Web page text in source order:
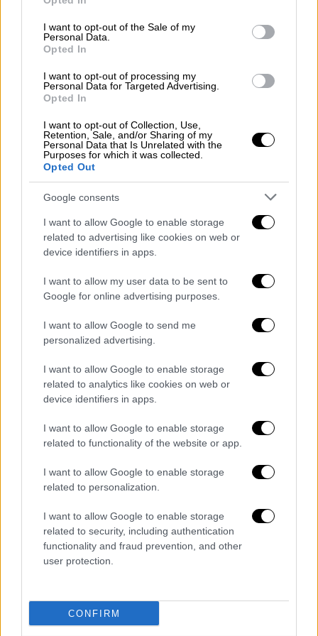
use your data for below specified purposes in below Google
consent section.
I want to opt-out of the Sale of my
Personal Data.
Opted In
I want to opt-out of processing my
Personal Data for Targeted Advertising.
Opted In
I want to opt-out of Collection, Use,
Retention, Sale, and/or Sharing of my
Personal Data that Is Unrelated with the
Purposes for which it was collected.
Opted Out
Google consents
I want to allow Google to enable storage
related to advertising like cookies on web or
device identifiers in apps.
I want to allow my user data to be sent to
Google for online advertising purposes.
I want to allow Google to send me
personalized advertising.
I want to allow Google to enable storage
related to analytics like cookies on web or
device identifiers in apps.
I want to allow Google to enable storage
related to functionality of the website or app.
I want to allow Google to enable storage
related to personalization.
I want to allow Google to enable storage
related to security, including authentication
functionality and fraud prevention, and other
user protection.
CONFIRM
είναι χώρα που επιδιώκει την ένταση».
Παράλληλα, όμως, διεμήνυσε πως «ωστόσο,
κάθε κίνηση που αγνοεί τα δικαιώματά της,
τις θαλάσσιες ζώνες δικαιοδοσίας της ή
τους Τουρκοκύπριους θα λάβει σθεναρή
απάντηση».
Ρετζέπ Ταγίπ Ερντογάν (AP)
Οι τουρκικές αξιώσεις απειλούν να
πυροδοτήσουν νέα αντιπαράθεση με
Ενώ τοτουρκικό Υπουργείο Εξωτερικών
τηρεί σιγή ιχθύος, οι πηγές επισημαίνουν
πως το νομοσχέδιο θα αποτελέσει την
θέσεων της Άγκυρας, αν και το
χρονοδιάγραμμα της συζήτησής του
παραμένει αδιευκρίνιστο.
τουρκικές αξιώσεις απειλούν να
πυροδοτήσουν εκ νέου την αντιπαράθεση με